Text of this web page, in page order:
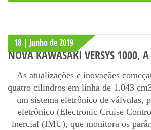
18 | Junhode2019
NOVA KAWASAKI VERSYS 1000,
As atualizações e inovações
quatro cilindros em linha de 1.043
um sistema eletrônico de válvulas,
eletrônico (Electronic Cruise
inercial (IMU), que monitora os